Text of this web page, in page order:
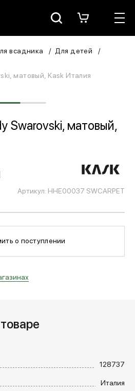
всадника
Для детей
матовый, Kask Италия
Swarovski, матовый,
Артикул: HHE00037 SWCARPET
о поступлении
128737
Италия